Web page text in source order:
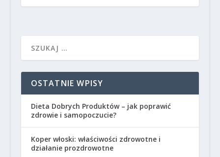
OSTATNIE WPISY
Dieta Dobrych Produktów – jak poprawić
zdrowie i samopoczucie?
Koper włoski: właściwości zdrowotne i
działanie prozdrowotne